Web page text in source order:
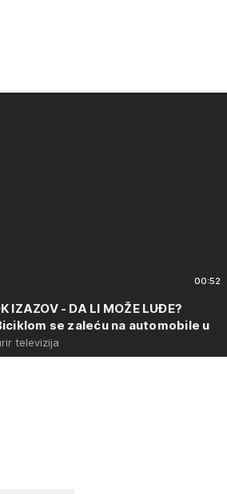
00:52
IZAZOV - DA LI MOŽE LUĐE?
se zaleću na automobile u
televizija